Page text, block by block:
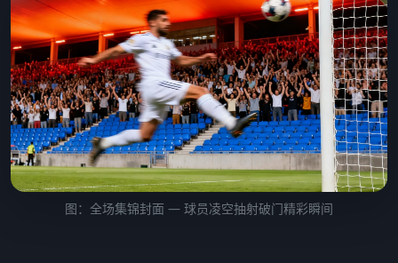
图：全场集锦封面 — 球员凌空抽射破门精彩瞬间